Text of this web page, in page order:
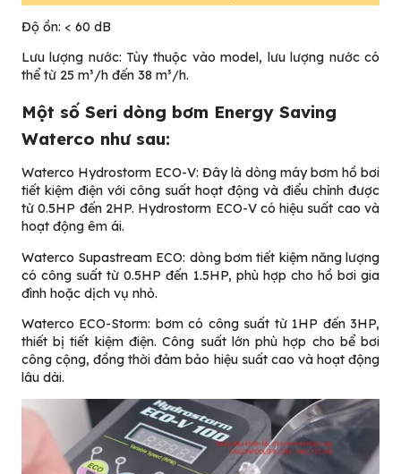
Độ ồn: < 60 dB
Lưu lượng nước: Tùy thuộc vào model, lưu lượng nước có
thể từ 25 m³/h đến 38 m³/h.
Một số Seri dòng bơm Energy Saving
Waterco như sau:
Waterco Hydrostorm ECO-V: Đây là dòng máy bơm hồ bơi
tiết kiệm điện với công suất hoạt động và điểu chỉnh được
từ 0.5HP đến 2HP. Hydrostorm ECO-V có hiệu suất cao và
hoạt động êm ái.
Waterco Supastream ECO: dòng bơm tiết kiệm năng lượng
có công suất từ 0.5HP đến 1.5HP, phù hợp cho hồ bơi gia
đình hoặc dịch vụ nhỏ.
Waterco ECO-Storm: bơm có công suất từ 1HP đến 3HP,
thiết bị tiết kiệm điện. Công suất lớn phù hợp cho bể bơi
công cộng, đồng thời đảm bảo hiệu suất cao và hoạt động
lâu dài.